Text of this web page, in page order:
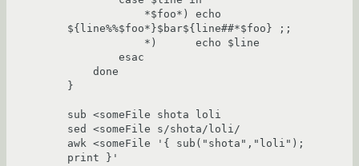
${line%%$foo*}$bar${line##*$foo} ;;
}
sub <someFile shota loli
sed <someFile s/shota/loli/
awk <someFile '{ sub("shota","loli");
print }'